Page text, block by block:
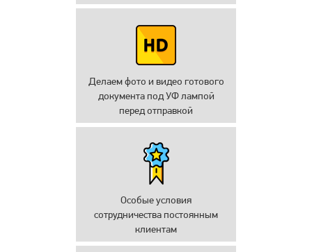
Делаем фото и видео готового
документа под УФ лампой
перед отправкой
Особые условия
сотрудничества постоянным
клиентам